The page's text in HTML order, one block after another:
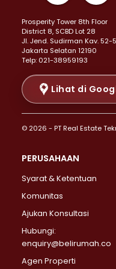
Properti Dijual di
Properti Dijual di Senen
Properti Dijual di Tanah
Properti Dijual di Cikini >
Properti Dijual di Kramat >
Properti Dijual di Pasar
Properti Dijual di
Properti Dijual di
Properti Dijual di Lebak
Properti Dijual di
Properti Dijual di
Properti Dijual di
Properti Dijual di
Properti Dijual di
Prosperity Tower 8th Floor
District 8, SCBD Lot 28
JI. Jend. Sudirman Kav. 52-
Jakarta Selatan 12190
Telp: 021-38959193
Lihat di
© 2026 - PT Real Estate
PERUSAHAAN
Syarat & Ketentuan
Komunitas
Ajukan Konsultasi
Hubungi:
enquiry@belirumah.co
Agen Properti